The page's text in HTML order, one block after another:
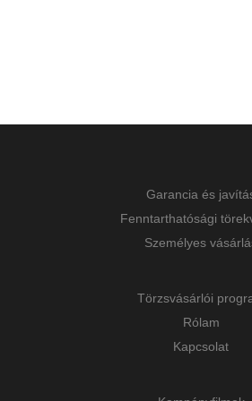
Garancia és
Fenntarthatósági
Személyes
Törzsvásárlói
Rólam
Kapcsolat